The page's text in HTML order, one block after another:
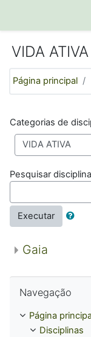
VIDA ATIVA
Página principal
Categorias de
Pesquisar
Executar
Gaia
Navegação
Página
Disciplinas